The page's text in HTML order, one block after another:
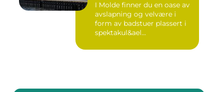
I Molde finner du en oase av
avslapning og velvære i
form av badstuer plassert i
spektakul&ael...